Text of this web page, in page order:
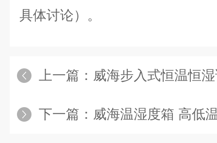
具体讨论）。
上一篇： 威海步入式恒温恒
下一篇： 威海温湿度箱 高低